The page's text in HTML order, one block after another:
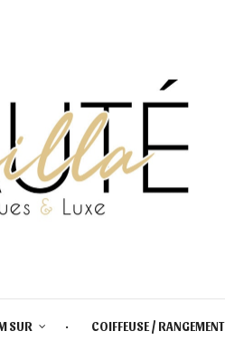
SUR COIFFEUSE / RANGEMENT